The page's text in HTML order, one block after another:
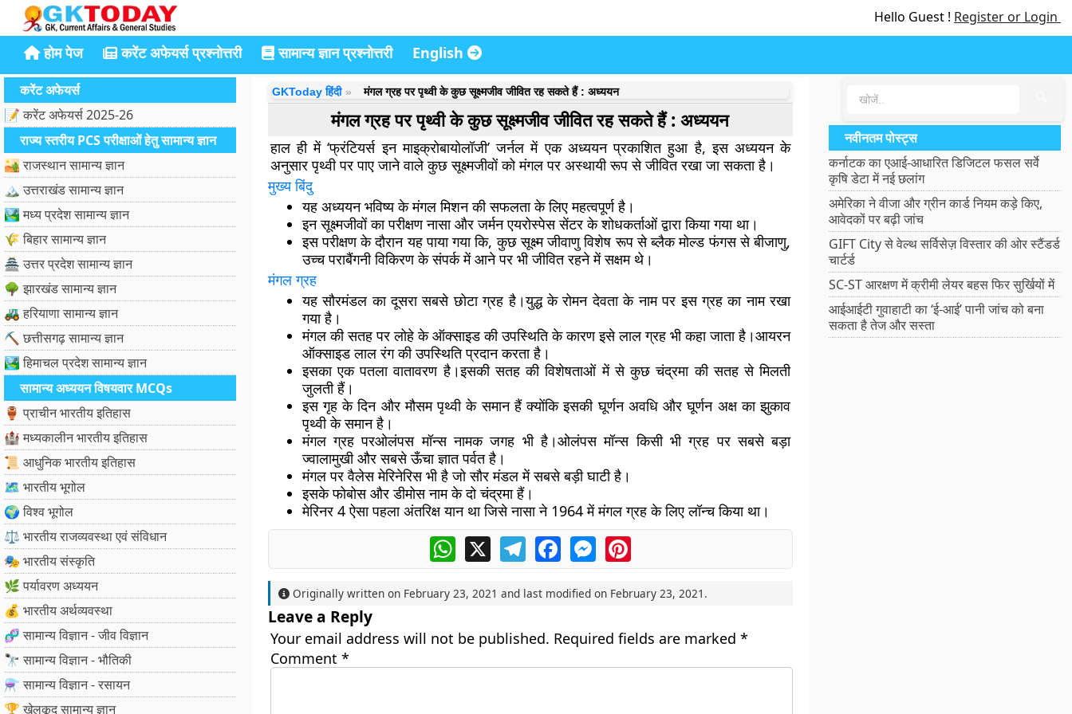
Hello Guest ! Register or Login
होम पेज करेंट अफेयर्स प्रश्नोत्तरी सामान्य ज्ञान प्रश्नोत्तरी English
करेंट अफेयर्स
📝 करेंट अफेयर्स 2025-26
राज्य स्तरीय PCS परीक्षाओं हेतु सामान्य ज्ञान
🏜️ राजस्थान सामान्य ज्ञान
🏔️ उत्तराखंड सामान्य ज्ञान
🏞️ मध्य प्रदेश सामान्य ज्ञान
🌾 बिहार सामान्य ज्ञान
🏯 उत्तर प्रदेश सामान्य ज्ञान
🌳 झारखंड सामान्य ज्ञान
🚜 हरियाणा सामान्य ज्ञान
⛏️ छत्तीसगढ़ सामान्य ज्ञान
🏞️ हिमाचल प्रदेश सामान्य ज्ञान
सामान्य अध्ययन विषयवार MCQs
🏺 प्राचीन भारतीय इतिहास
🏰 मध्यकालीन भारतीय इतिहास
📜 आधुनिक भारतीय इतिहास
🗺️ भारतीय भूगोल
🌍 विश्व भूगोल
⚖️ भारतीय राजव्यवस्था एवं संविधान
🎭 भारतीय संस्कृति
🌿 पर्यावरण अध्ययन
💰 भारतीय अर्थव्यवस्था
🧬 सामान्य विज्ञान - जीव विज्ञान
🔭 सामान्य विज्ञान - भौतिकी
⚗️ सामान्य विज्ञान - रसायन
🏆 खेलकूद सामान्य ज्ञान
GKToday हिंदी मंगल ग्रह पर पृथ्वी के कुछ सूक्ष्मजीव जीवित रह सकते हैं : अध्ययन
मंगल ग्रह पर पृथ्वी के कुछ सूक्ष्मजीव जीवित रह सकते हैं : अध्ययन
हाल ही में ‘फ्रंटियर्स इन माइक्रोबायोलॉजी’ जर्नल में एक अध्ययन प्रकाशित हुआ है, इस अध्ययन के
अनुसार पृथ्वी पर पाए जाने वाले कुछ सूक्ष्मजीवों को मंगल पर अस्थायी रूप से जीवित रखा जा सकता है।
मुख्य बिंदु
यह अध्ययन भविष्य के मंगल मिशन की सफलता के लिए महत्वपूर्ण है।
इन सूक्ष्मजीवों का परीक्षण नासा और जर्मन एयरोस्पेस सेंटर के शोधकर्ताओं द्वारा किया गया था।
इस परीक्षण के दौरान यह पाया गया कि, कुछ सूक्ष्म जीवाणु विशेष रूप से ब्लैक मोल्ड फंगस से बीजाणु,
उच्च पराबैंगनी विकिरण के संपर्क में आने पर भी जीवित रहने में सक्षम थे।
मंगल ग्रह
यह सौरमंडल का दूसरा सबसे छोटा ग्रह है।युद्ध के रोमन देवता के नाम पर इस ग्रह का नाम रखा
गया है।
मंगल की सतह पर लोहे के ऑक्साइड की उपस्थिति के कारण इसे लाल ग्रह भी कहा जाता है।आयरन
ऑक्साइड लाल रंग की उपस्थिति प्रदान करता है।
इसका एक पतला वातावरण है।इसकी सतह की विशेषताओं में से कुछ चंद्रमा की सतह से मिलती
जुलती हैं।
इस गृह के दिन और मौसम पृथ्वी के समान हैं क्योंकि इसकी घूर्णन अवधि और घूर्णन अक्ष का झुकाव
पृथ्वी के समान है।
मंगल ग्रह परओलंपस मॉन्स नामक जगह भी है।ओलंपस मॉन्स किसी भी ग्रह पर सबसे बड़ा
ज्वालामुखी और सबसे ऊँचा ज्ञात पर्वत है।
मंगल पर वैलेस मेरिनेरिस भी है जो सौर मंडल में सबसे बड़ी घाटी है।
इसके फोबोस और डीमोस नाम के दो चंद्रमा हैं।
मेरिनर 4 ऐसा पहला अंतरिक्ष यान था जिसे नासा ने 1964 में मंगल ग्रह के लिए लॉन्च किया था।
WhatsApp
X TelegramFacebookMessengerPinterest
Originally written on February 23, 2021 and last modified on February 23, 2021 .
Leave a Reply
Your email address will not be published. Required fields are marked *
Comment *
नवीनतम पोस्ट्स
कर्नाटक का एआई-आधारित डिजिटल फसल सर्वे
कृषि डेटा में नई छलांग
अमेरिका ने वीजा और ग्रीन कार्ड नियम कड़े किए,
आवेदकों पर बढ़ी जांच
GIFT City से वेल्थ सर्विसेज़ विस्तार की ओर स्टैंडर्ड
चार्टर्ड
SC-ST आरक्षण में क्रीमी लेयर बहस फिर सुर्खियों में
आईआईटी गुवाहाटी का ‘ई-आई’ पानी जांच को बना
सकता है तेज और सस्ता